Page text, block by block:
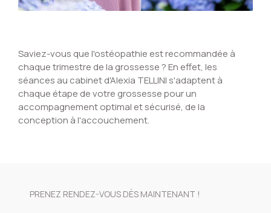
Saviez-vous que l'ostéopathie est recommandée à
chaque trimestre de la grossesse ? En effet, les
séances au cabinet d'Alexia TELLINI s'adaptent à
chaque étape de votre grossesse pour un
accompagnement optimal et sécurisé, de la
conception à l'accouchement.
PRENEZ RENDEZ-VOUS DÈS MAINTENANT !